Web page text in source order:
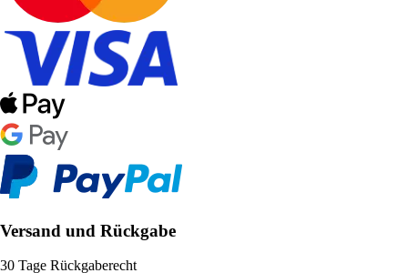
Versand und Rückgabe
30 Tage Rückgaberecht